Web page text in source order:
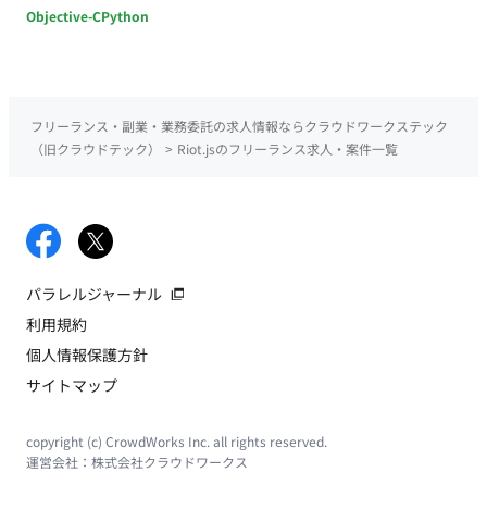
Objective-CPython
フリーランス・副業・業務委託の求人情報ならクラウドワークステック
（旧クラウドテック）
> Riot.jsのフリーランス求人・案件一覧
パラレルジャーナル
利用規約
個人情報保護方針
サイトマップ
copyright (c) CrowdWorks Inc. all rights reserved.
運営会社： 株式会社クラウドワークス